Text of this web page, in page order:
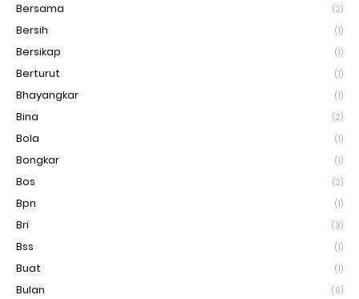
Bersama (2)
Bersih (1)
Bersikap (1)
Berturut (1)
Bhayangkar (1)
Bina (2)
Bola (1)
Bongkar (1)
Bos (2)
Bpn (1)
Bri (3)
Bss (1)
Buat (1)
Bulan (6)